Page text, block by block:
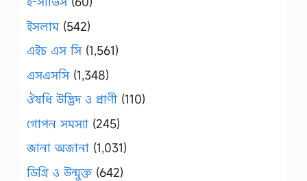
ইসলাম(542)
এইচ এস সি(1,561)
এসএসসি(1,348)
ঔষধি উদ্ভিদ ও প্রাণী (110)
গোপন সমস্যা (245)
জানা অজানা (1,031)
ডিগ্রি ও উন্মুক্ত (642)